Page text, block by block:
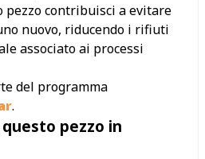
pezzo contribuisci a evitare
nuovo, riducendo i rifiuti
associato ai processi
del programma
.
pezzo in